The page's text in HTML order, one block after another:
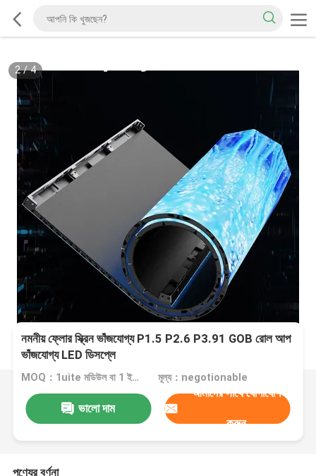
2/4
নমনীয় ফ্লোর স্ক্রিন ভাঁজযোগ্য P1.5 P2.6 P3.91 GOB রোল আপ
ভাঁজযোগ্য LED ডিসপ্লে
MOQ：1uite মডিউল বা 1 ইউনিট ক্যাবিনেট মূল্য：negotionable
ভালো দাম
আমাদের সাথে যোগাযোগ
করুন
পণ্যের বর্ণনা